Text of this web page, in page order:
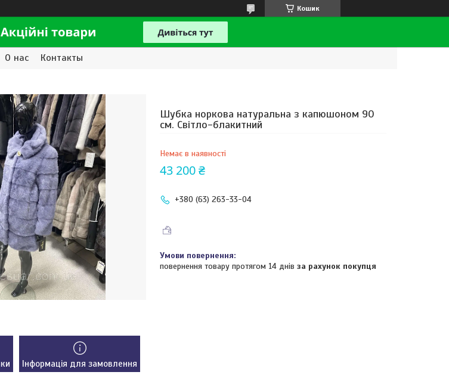
Кошик
О нас Контакты
Шубка норкова натуральна з капюшоном 90
см. Світло-блакитний
Немає в наявності
43 200 ₴
+380 (63) 263-33-04
повернення товару протягом 14 днів за рахунок покупця
Інформація для замовлення